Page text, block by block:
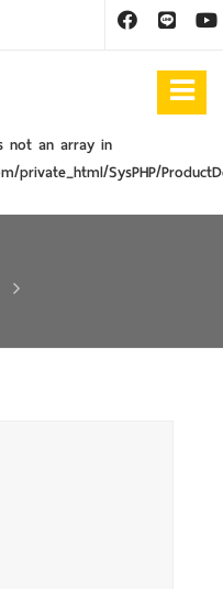
not an array in
private_html/SysPHP/